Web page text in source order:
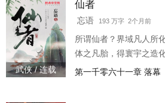
武侠 / 连载
仙者
忘语 193 万字 2个月前
所谓仙者？界域凡人所
体之凡胎，得寰宇之造
奴，不甘命运安排，与
第一千零六十一章 落幕